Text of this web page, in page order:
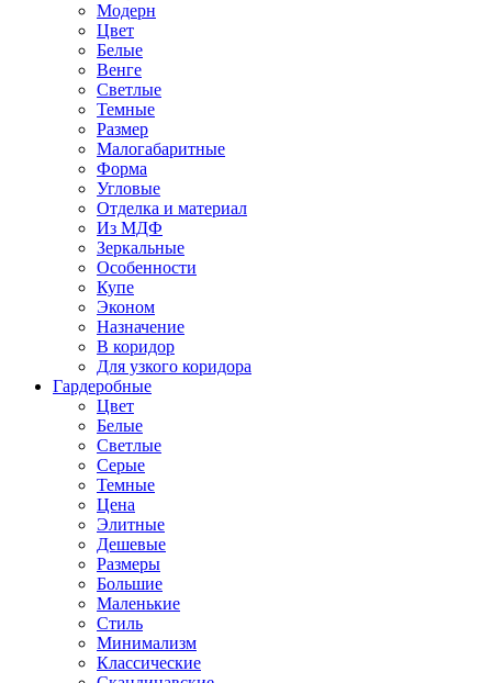
Модерн
Цвет
Белые
Венге
Светлые
Темные
Размер
Малогабаритные
Форма
Угловые
Отделка и материал
Из МДФ
Зеркальные
Особенности
Купе
Эконом
Назначение
В коридор
Для узкого коридора
Гардеробные
Цвет
Белые
Светлые
Серые
Темные
Цена
Элитные
Дешевые
Размеры
Большие
Маленькие
Стиль
Минимализм
Классические